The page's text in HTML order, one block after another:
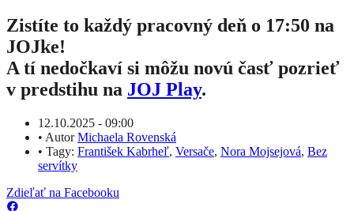
Zistíte to každý pracovný deň o 17:50 na
JOJke!
A tí nedočkaví si môžu novú časť pozrieť
v predstihu na JOJ Play.
12.10.2025 - 09:00
• AutorMichaela Rovenská
• Tagy: František Kabrheľ, Versače, Nora Mojsejová, Bez
servítky
Zdieľať na Facebooku